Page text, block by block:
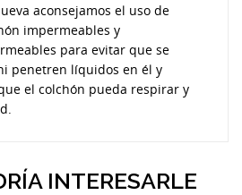
aconsejamos el uso de
impermeables y
para evitar que se
penetren líquidos en él y
el colchón pueda respirar y
INTERESARLE